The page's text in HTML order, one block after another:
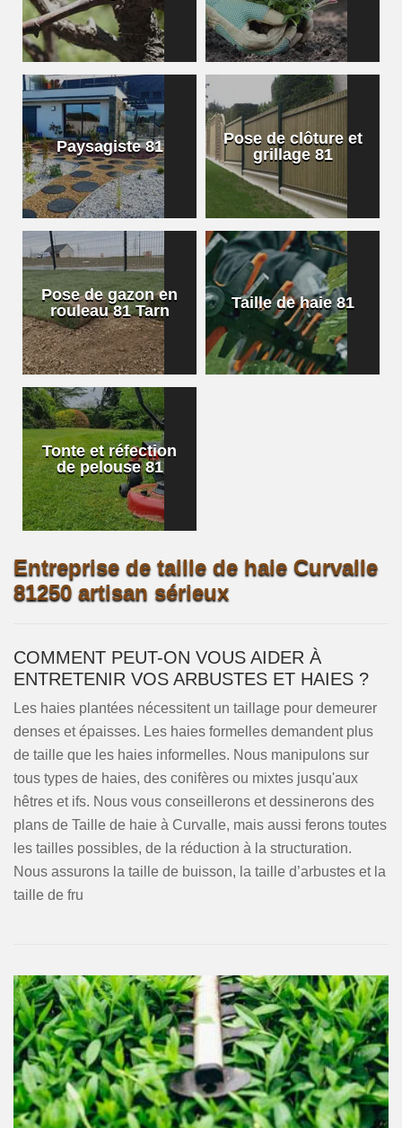
Paysagiste 81
Pose de clôture et
grillage 81
Pose de gazon en
rouleau 81 Tarn
Taille de haie 81
Tonte et réfection
de pelouse 81
Entreprise de taille de haie Curvalle
81250 artisan sérieux
COMMENT PEUT-ON VOUS AIDER À
ENTRETENIR VOS ARBUSTES ET HAIES ?
Les haies plantées nécessitent un taillage pour demeurer
denses et épaisses. Les haies formelles demandent plus
de taille que les haies informelles. Nous manipulons sur
tous types de haies, des conifères ou mixtes jusqu'aux
hêtres et ifs. Nous vous conseillerons et dessinerons des
plans de Taille de haie à Curvalle, mais aussi ferons toutes
les tailles possibles, de la réduction à la structuration.
Nous assurons la taille de buisson, la taille d’arbustes et la
taille de fru